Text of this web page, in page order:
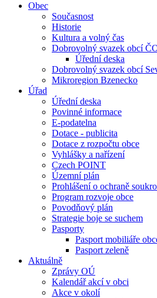
Obec
Současnost
Historie
Kultura a volný čas
Dobrovolný svazek obcí
Úřední deska
Dobrovolný svazek obcí
Mikroregion Bzenecko
Úřad
Úřední deska
Povinné informace
E-podatelna
Dotace - publicita
Dotace z rozpočtu obce
Vyhlášky a nařízení
Czech POINT
Územní plán
Prohlášení o ochraně
Program rozvoje obce
Povodňový plán
Strategie boje se suchem
Pasporty
Pasport mobiliáře
Pasport zeleně
Aktuálně
Zprávy OÚ
Kalendář akcí v obci
Akce v okolí